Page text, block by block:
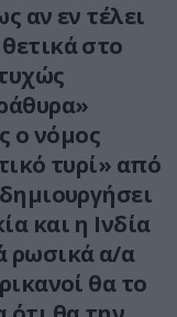
αν εν τέλει
στο
ο νόμος
τυρί» από
και η Ινδία
ρωσικά α/α
θα το